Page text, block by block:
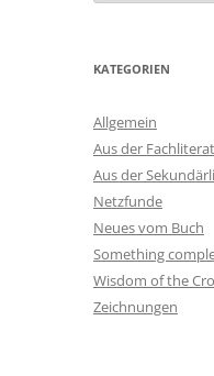
KATEGORIEN
Allgemein
Aus der
Aus der
Netzfunde
Neues vom Buch
Something
Wisdom of the
Zeichnungen